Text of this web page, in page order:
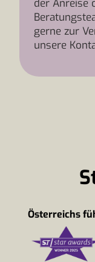
der Anreise
gerne zur
unsere
Österreichs